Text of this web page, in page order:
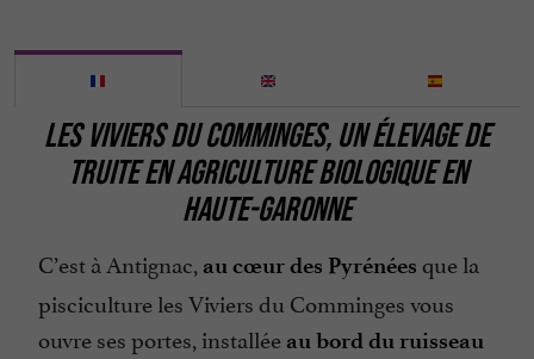
LES VIVIERS DU COMMINGES, UN ÉLEVAGE DE
TRUITE EN AGRICULTURE BIOLOGIQUE EN
HAUTE-GARONNE
C’est à Antignac, au cœur des Pyrénées que la
pisciculture les Viviers du Comminges vous
ouvre ses portes, installée au bord du ruisseau